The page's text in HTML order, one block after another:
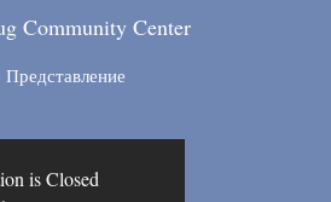
Community Center
is Closed